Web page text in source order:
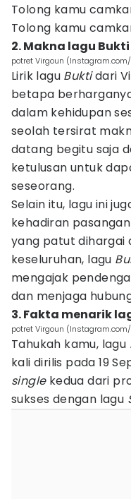
Tolong kamu
Tolong kamu
2. Makna lagu Bukti
potret Virgoun
Lirik lagu Buktidari
betapa
dalam kehidupan
seolah tersirat
datang begitu saja
ketulusan untuk
seseorang.
Selain itu, lagu ini
kehadiran
yang patut dihargai
keseluruhan, lagu
mengajak
dan menjaga
3. Fakta menarik
potret Virgoun
Tahukah kamu, lagu
kali dirilis pada 19
singlekedua dari
sukses dengan lagu